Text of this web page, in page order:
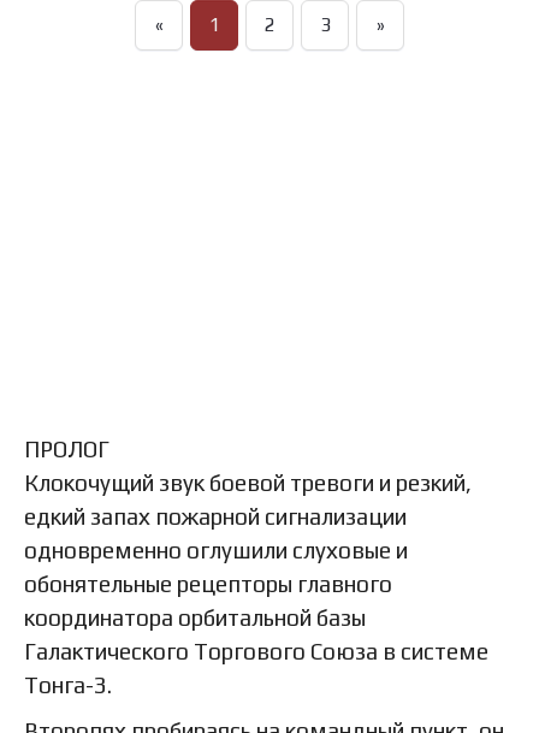
« 1 2 3 »
ПРОЛОГ
Клокочущий звук боевой тревоги и резкий,
едкий запах пожарной сигнализации
одновременно оглушили слуховые и
обонятельные рецепторы главного
координатора орбитальной базы
Галактического Торгового Союза в системе
Тонга-3.